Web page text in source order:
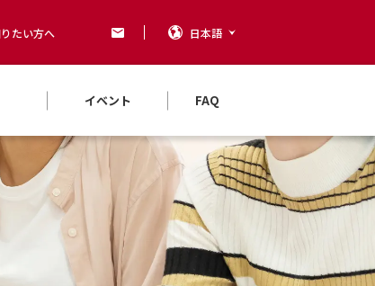
たい方へ 日本語
イベント FAQ